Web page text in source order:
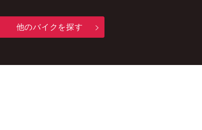
他のバイクを探す